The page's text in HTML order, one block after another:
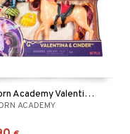
Unicorn Academy Valentina & Cinder
ACADEMY